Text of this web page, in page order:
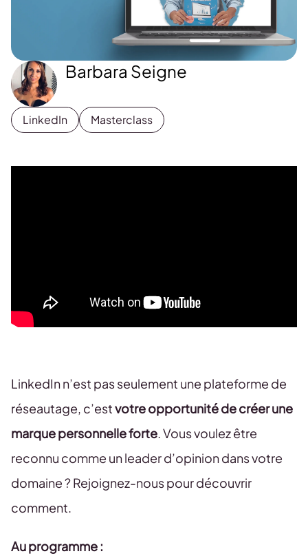
Barbara Seigne
LinkedIn Masterclass
LinkedIn n’est pas seulement une plateforme de
réseautage, c’estvotre opportunité de créer une
marque personnelle forte. Vous voulez être
reconnu comme un leader d’opinion dans votre
domaine ? Rejoignez-nous pour découvrir
comment.
Au programme :